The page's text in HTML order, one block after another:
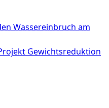
Wassereinbruch am
Gewichtsreduktion